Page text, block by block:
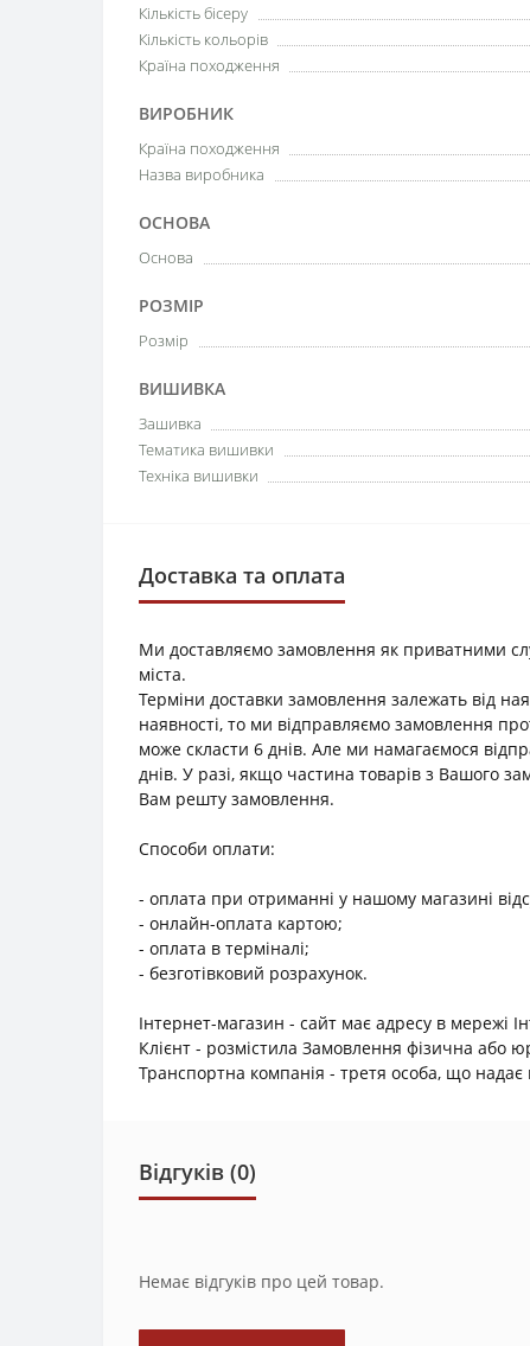
Кількість бісеру
Кількість кольорів
Країна походження
ВИРОБНИК
Країна походження
Назва виробника
ОСНОВА
Основа
РОЗМІР
Розмір
ВИШИВКА
Зашивка
Тематика вишивки
Техніка вишивки
Доставка та оплата
Ми доставляємо замовлення як приватними
міста.
Терміни доставки замовлення залежать від
наявності, то ми відправляємо замовлення
може скласти 6 днів. Але ми намагаємося
днів. У разі, якщо частина товарів з Вашого
Вам решту замовлення.
Способи оплати:
- оплата при отриманні у нашому магазині
- онлайн-оплата картою;
- оплата в терміналі;
- безготівковий розрахунок.
Інтернет-магазин - сайт має адресу в мережі
Клієнт - розмістила Замовлення фізична
Транспортна компанія - третя особа, що надає
Відгуків (0)
Немає відгуків про цей товар.